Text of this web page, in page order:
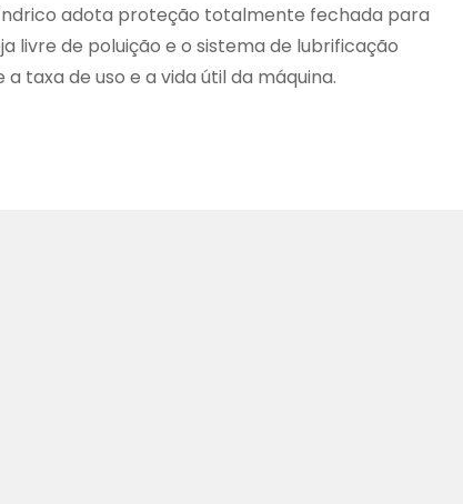
adota proteção totalmente fechada para
livre de poluição e o sistema de lubrificação
taxa de uso e a vida útil da máquina.